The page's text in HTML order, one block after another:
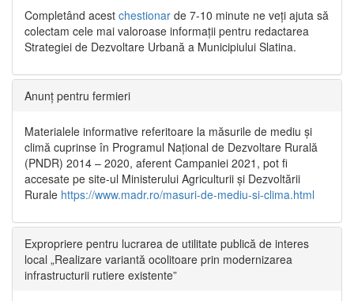
Completând acest chestionar de 7-10 minute ne veți ajuta să
colectam cele mai valoroase informații pentru redactarea
Strategiei de Dezvoltare Urbană a Municipiului Slatina.
Anunț pentru fermieri
Materialele informative referitoare la măsurile de mediu și
climă cuprinse în Programul Național de Dezvoltare Rurală
(PNDR) 2014 – 2020, aferent Campaniei 2021, pot fi
accesate pe site-ul Ministerului Agriculturii și Dezvoltării
Rurale https://www.madr.ro/masuri-de-mediu-si-clima.html
Expropriere pentru lucrarea de utilitate publică de interes
local „Realizare variantă ocolitoare prin modernizarea
infrastructurii rutiere existente”